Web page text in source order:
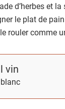
d’herbes et
le plat de
rouler comme
vin